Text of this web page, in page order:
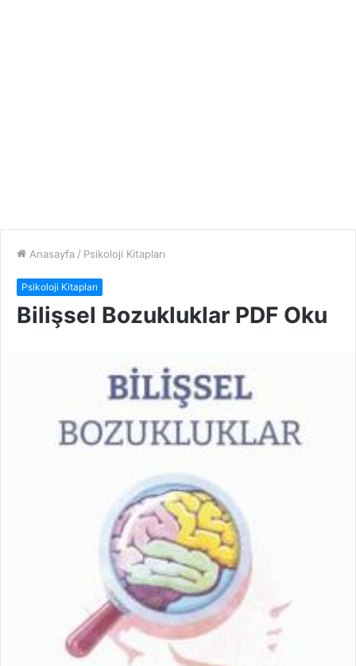
Anasayfa / Psikoloji Kitapları
Psikoloji Kitapları
Bilişsel Bozukluklar PDF Oku